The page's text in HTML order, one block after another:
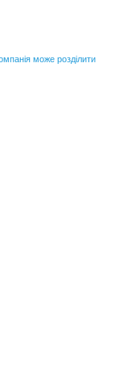
може розділити